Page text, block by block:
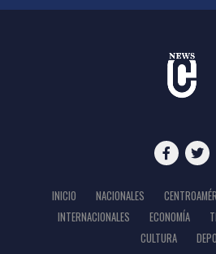
INICIO NACIONALES
INTERNACIONALES
ECONOMÍA
CULTURA